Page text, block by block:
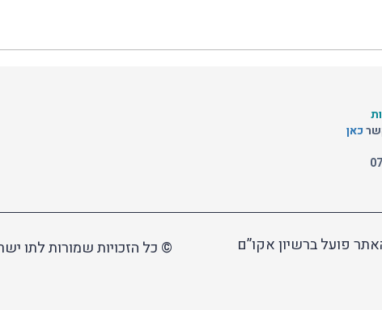
כאן
© כל הזכויות שמורות לתו פועל ברשיון אקו”ם